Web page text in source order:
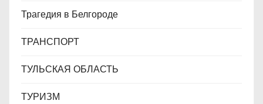
Трагедия в Белгороде
ТРАНСПОРТ
ТУЛЬСКАЯ ОБЛАСТЬ
ТУРИЗМ